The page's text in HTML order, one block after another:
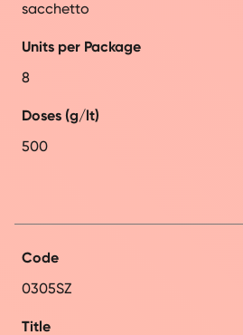
sacchetto
Units per Package
8
Doses (g/lt)
500
Code
0305SZ
Title